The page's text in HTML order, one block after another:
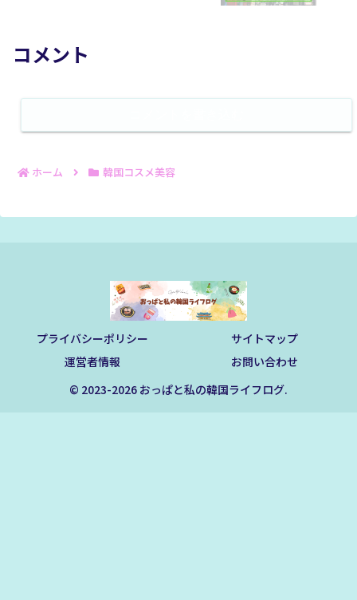
コメント
ホーム 韓国コスメ美容
プライバシーポリシー
サイトマップ
運営者情報
お問い合わせ
© 2023-2026 おっぱと私の韓国ライフログ.